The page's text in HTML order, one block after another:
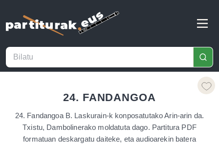
24. FANDANGOA
24. Fandangoa B. Laskurain-k konposatutako Arin-arin da.
Txistu, Dambolinerako moldatuta dago. Partitura PDF
formatuan deskargatu daiteke, eta audioarekin batera